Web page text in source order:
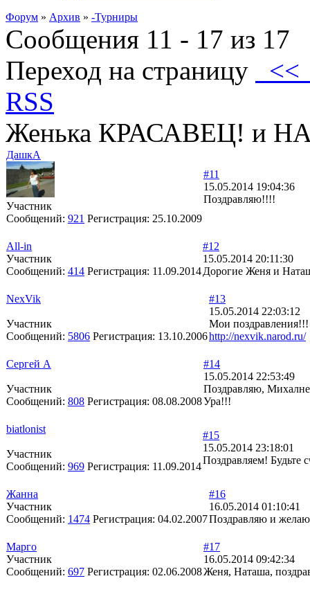
Форум » Архив » -Турниры
Сообщения 11 - 17 из 17
Переход на страницу
RSS
Женька КРАСАВЕЦ! и
ДашкА
Участник
Сообщений: 921 Регистрация: 25.10.2009
#11
15.05.2014 19:04:36
Поздравляю!!!!
All-in
Участник
Сообщений: 414 Регистрация: 11.09.2014
#12
15.05.2014 20:11:30
Дорогие Женя и
NexVik
Участник
Сообщений: 5806 Регистрация: 13.10.2006
#13
15.05.2014 22:03:12
Мои
http://nexvik.narod.ru/
Сергей А
Участник
Сообщений: 808 Регистрация: 08.08.2008
#14
15.05.2014 22:53:49
Поздравляю,
Ура!!!
biatlonist
Участник
Сообщений: 969 Регистрация: 11.09.2014
#15
15.05.2014 23:18:01
Поздравляем! Будьте
Жанна
Участник
Сообщений: 1474 Регистрация: 04.02.2007
#16
16.05.2014 01:10:41
Поздравляю и желаю
Марго
Участник
Сообщений: 697 Регистрация: 02.06.2008
#17
16.05.2014 09:42:34
Женя, Наташа,